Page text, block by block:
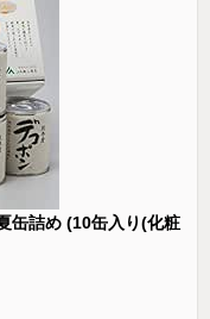
缶詰め (10缶入り(化粧